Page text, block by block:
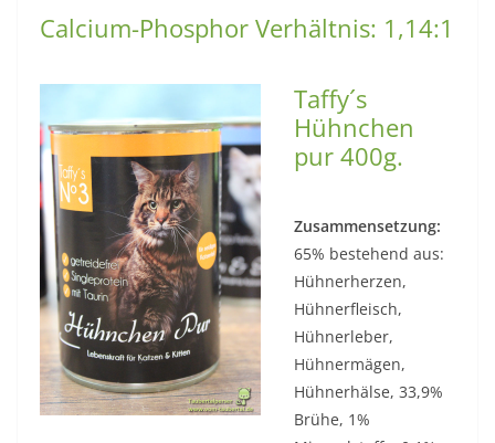
Calcium-Phosphor Verhältnis: 1,14:1
Taffy´s
Hühnchen
pur 400g.
Zusammensetzung:
65% bestehend aus:
Hühnerherzen,
Hühnerfleisch,
Hühnerleber,
Hühnermägen,
Hühnerhälse, 33,9%
Brühe, 1%